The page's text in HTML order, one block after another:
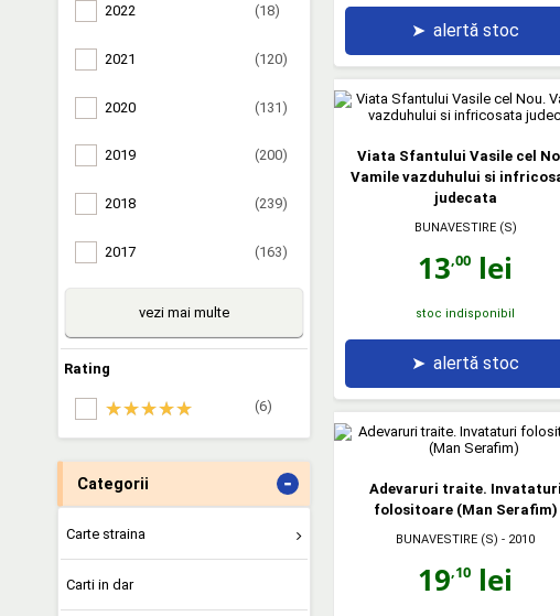
2022 (18)
2021 (120)
2020 (131)
2019 (200)
2018 (239)
2017 (163)
vezi mai multe
Rating
(6)
Categorii -
Carte straina
Carti in dar
➤ alertă stoc
Viata Sfantului Vasile cel
Vamile vazduhului si
judecata
BUNAVESTIRE (S)
13,00 lei
stoc indisponibil
➤ alertă stoc
Adevaruri traite. Invataturi
folositoare (Man Serafim)
BUNAVESTIRE (S) - 2010
19,10 lei